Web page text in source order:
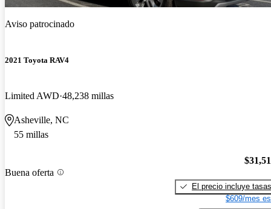
Aviso patrocinado
2021 Toyota RAV4
Limited AWD 48,238 millas
Asheville, NC
55 millas
Buena oferta
El precio incluye tasas
$609/mes